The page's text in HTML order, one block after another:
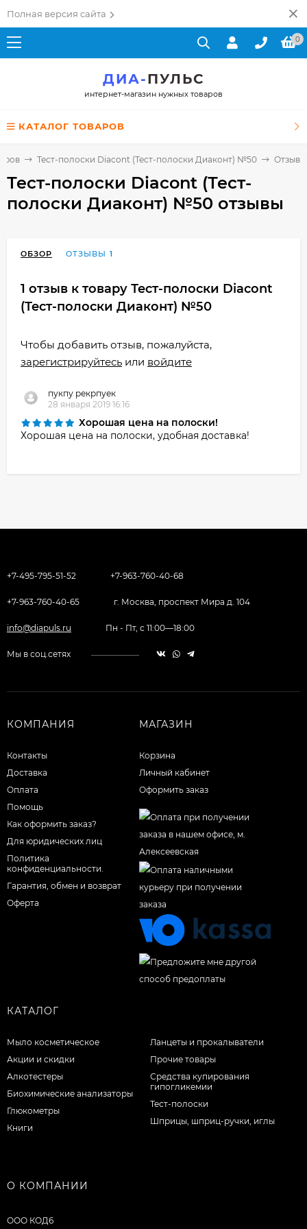
Полная версия сайта
0
ДИА-ПУЛЬС
интернет-магазин нужных товаров
КАТАЛОГ ТОВАРОВ
Тест-полоски Diacont (Тест-полоски Диаконт) №50 Отзывы
Тест-полоски Diacont (Тест-
полоски Диаконт) №50 отзывы
ОБЗОР ОТЗЫВЫ 1
1 отзыв к товару Тест-полоски Diacont
(Тест-полоски Диаконт) №50
Чтобы добавить отзыв, пожалуйста,
зарегистрируйтесь или войдите
пукпу рекрпуек
28 января 2019 16:16
Хорошая цена на полоски!
Хорошая цена на полоски, удобная доставка!
+7-495-795-51-52 +7-963-760-40-68
+7-963-760-40-65 г. Москва, проспект Мира д. 104
info@diapuls.ru Пн - Пт, с 11:00—18:00
Мы в соц.сетях
КОМПАНИЯ
Контакты
Доставка
Оплата
Помощь
Как оформить заказ?
Для юридических лиц
Политика
конфиденциальности.
Гарантия, обмен и возврат
Оферта
МАГАЗИН
Корзина
Личный кабинет
Оформить заказ
КАТАЛОГ
Мыло косметическое
Акции и скидки
Алкотестеры
Биохимические анализаторы
Глюкометры
Книги
Ланцеты и прокалыватели
Прочие товары
Средства купирования
гипогликемии
Тест-полоски
Шприцы, шприц-ручки, иглы
О КОМПАНИИ
ООО КОД6